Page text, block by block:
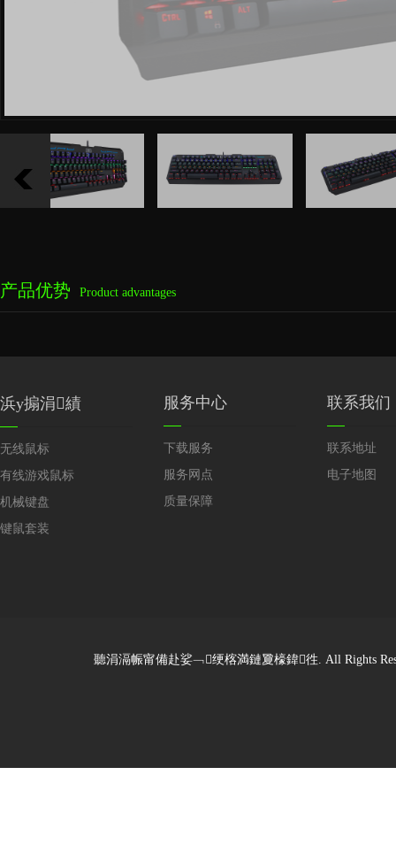
产品优势 Product advantages
浜у搧涓績
无线鼠标
有线游戏鼠标
机械键盘
键鼠套装
服务中心
下载服务
服务网点
质量保障
联系我们
联系地址
电子地图
聽涓滆帪甯備赴娑﹁绠楁満鏈夐檺鍏徃. All Rights